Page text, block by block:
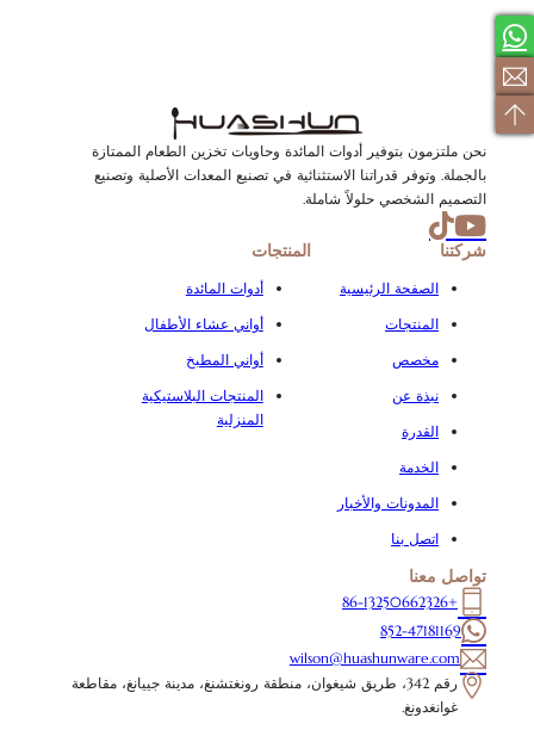
نحن ملتزمون بتوفير أدوات المائدة وحاويات تخزين الطعام الممتازة
بالجملة. وتوفر قدراتنا الاستثنائية في تصنيع المعدات الأصلية وتصنيع
التصميم الشخصي حلولاً شاملة.
شركتنا
الصفحة الرئيسية
المنتجات
مخصص
نبذة عن
القدرة
الخدمة
المدونات والأخبار
اتصل بنا
المنتجات
أدوات المائدة
أواني عشاء الأطفال
أواني المطبخ
المنتجات البلاستيكية
المنزلية
تواصل معنا
+86-13250662326
852-47181169
wilson@huashunware.com
رقم 342، طريق شيغوان، منطقة رونغتشنغ، مدينة جييانغ، مقاطعة
غوانغدونغ.